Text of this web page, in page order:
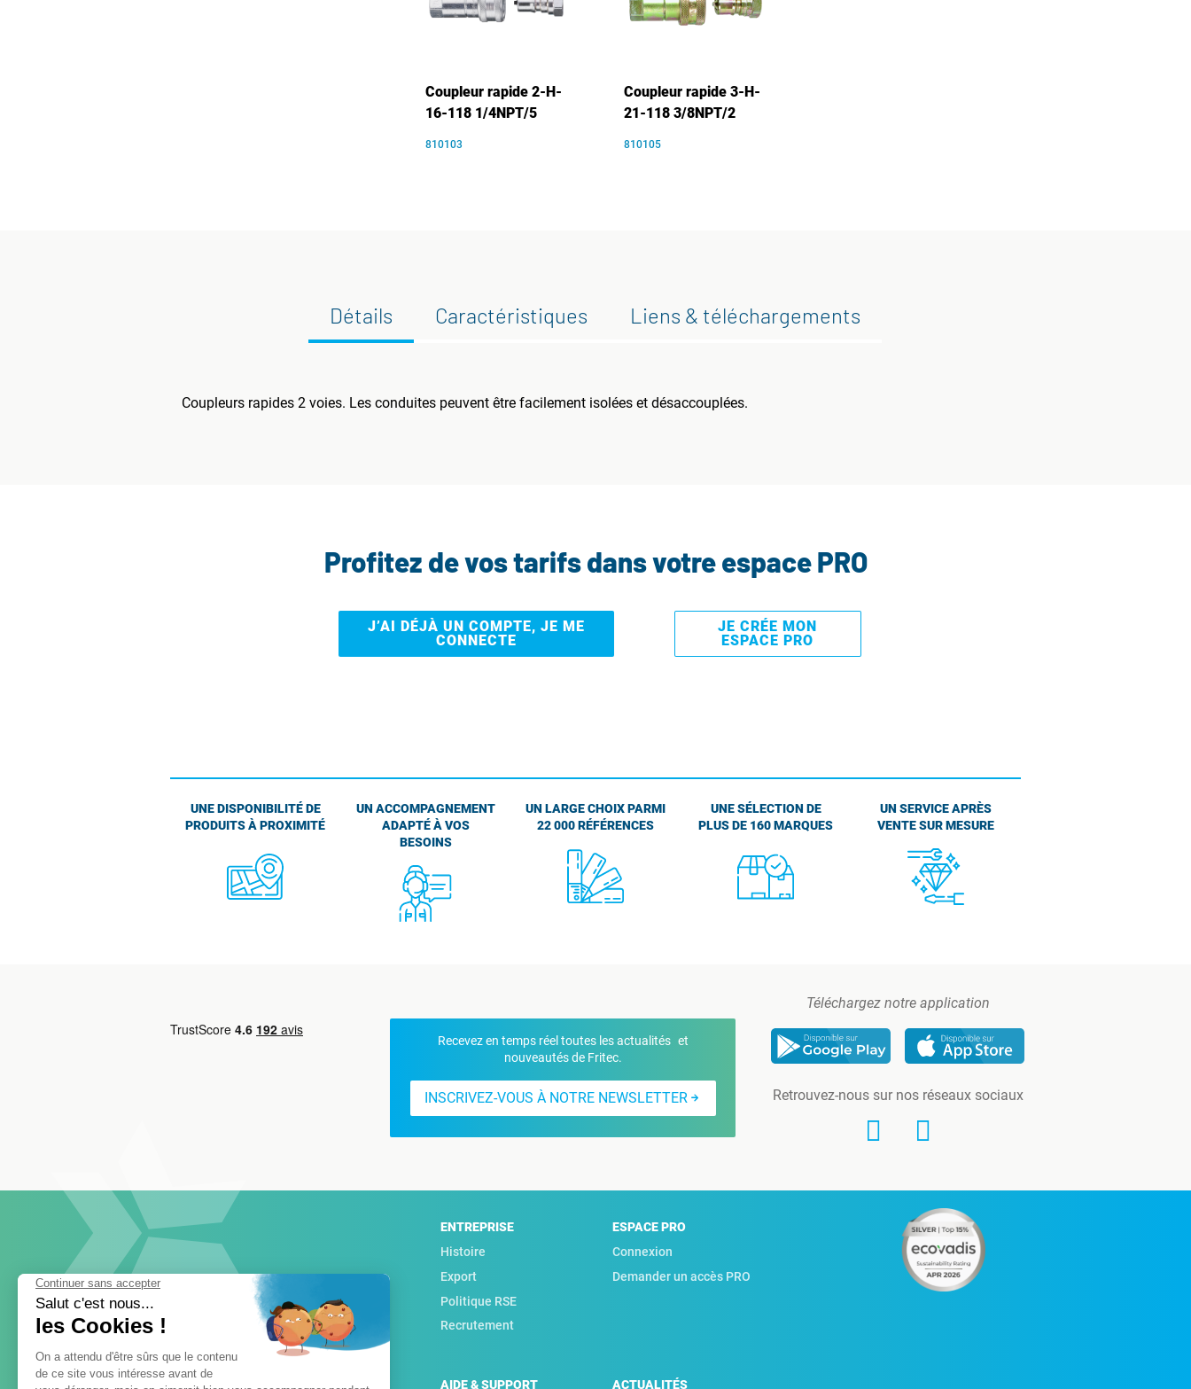
Coupleur rapide 2-H-
16-118 1/4NPT/5
810103
Coupleur rapide 3-H-
21-118 3/8NPT/2
810105
Détails Caractéristiques Liens & téléchargements
Coupleurs rapides 2 voies. Les conduites peuvent être facilement isolées et désaccouplées.
Profitez de vos tarifs dans votre espace PRO
J’AI DÉJÀ UN COMPTE, JE ME
CONNECTE
JE CRÉE MON
ESPACE PRO
UNE DISPONIBILITÉ DE
PRODUITS À PROXIMITÉ
UN ACCOMPAGNEMENT
ADAPTÉ À VOS
BESOINS
UN LARGE CHOIX PARMI
22 000 RÉFÉRENCES
UNE SÉLECTION DE
PLUS DE 160 MARQUES
UN SERVICE APRÈS
VENTE SUR MESURE
Recevez en temps réel toutes les actualités et
nouveautés de Fritec.
INSCRIVEZ-VOUS À NOTRE NEWSLETTER
Téléchargez notre application
Retrouvez-nous sur nos réseaux sociaux
ENTREPRISE
Histoire
Export
Politique RSE
Recrutement
ESPACE PRO
Connexion
Demander un accès PRO
AIDE & SUPPORT ACTUALITÉS